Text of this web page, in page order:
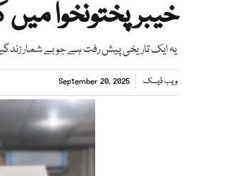
خیبرپختونخوا
یہ ایک تاریخی پیش رفت ہے جو بے شمار
ویب ڈیسک September 20, 2025